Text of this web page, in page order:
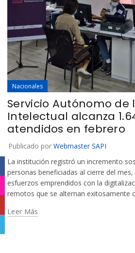
Nacionales
Servicio Autónomo de
Intelectual alcanza
atendidos en febrero
Publicado por Webmaster SAPI
La institución registró un incremento
personas beneficiadas al cierre del
esfuerzos emprendidos con la
remotos que se alternan exitosamente
Leer Más
Facebook
Instagram